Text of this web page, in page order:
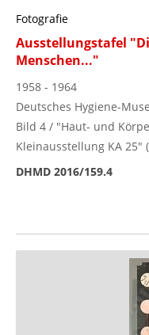
Fotografie
Ausstellungstafel
Menschen..."
1958 - 1964
Deutsches Hygiene-
Bild 4 / "Haut- und
Kleinausstellung KA 25"
DHMD 2016/159.4